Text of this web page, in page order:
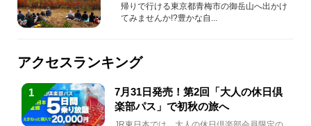
帰りで行ける東京都青梅市の御岳山へ出かけ
てみませんか!?豊かな自...
アクセスランキング
1
7月31日発売！第2回「大人の休日倶
楽部パス」で初秋の旅へ